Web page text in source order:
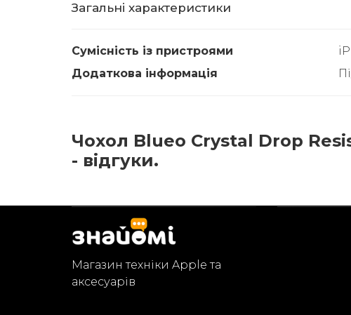
Загальні характеристики
Сумісність із пристроями
Додаткова інформація
Чохол Blueo Crystal Drop
- відгуки.
Магазин техніки Apple та
аксесуарів